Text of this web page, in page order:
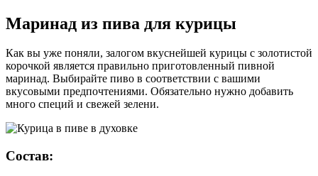
Маринад из пива для курицы
Как вы уже поняли, залогом вкуснейшей курицы с золотистой
корочкой является правильно приготовленный пивной
маринад. Выбирайте пиво в соответствии с вашими
вкусовыми предпочтениями. Обязательно нужно добавить
много специй и свежей зелени.
Состав: